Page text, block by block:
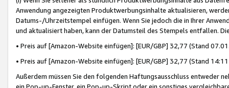
Anwendung angezeigten Produktwerbungsinhalte aktualisieren,
Datums-/Uhrzeitstempel einfügen. Wenn Sie jedoch die in Ihrer
und aktualisiert haben, kann der Datumsteil des Stempels entfallen.
• Preis auf [Amazon-Website einfügen]: [EUR/GBP] 32,77 (Stand
• Preis auf [Amazon-Website einfügen]: [EUR/GBP] 32,77 (Stand
Außerdem müssen Sie den folgenden Haftungsausschluss entweder
ein Pop-up-Fenster, ein Pop-up-Skript oder ein sonstiges